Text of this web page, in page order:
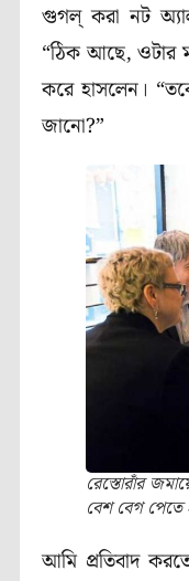
গুগল্ করা নট
“ঠিক আছে, ওটার
করে হাসলেন।
জানো?”
রেস্তোরাঁর
বেশ বেগ
আমি প্রতিবাদ